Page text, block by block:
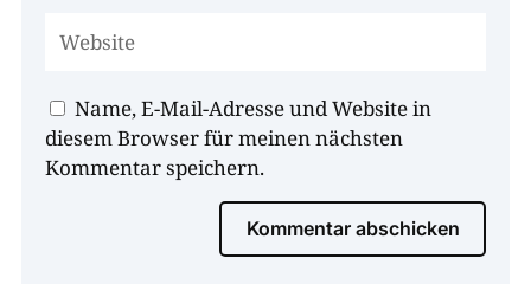
Name, E-Mail-Adresse und Website in
diesem Browser für meinen nächsten
Kommentar speichern.
Kommentar abschicken